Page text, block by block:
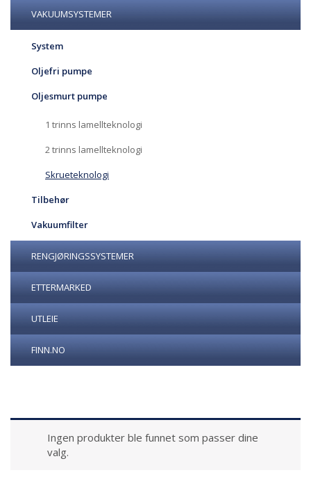
VAKUUMSYSTEMER
System
Oljefri pumpe
Oljesmurt pumpe
1 trinns lamellteknologi
2 trinns lamellteknologi
Skrueteknologi
Tilbehør
Vakuumfilter
RENGJØRINGSSYSTEMER
ETTERMARKED
UTLEIE
FINN.NO
Ingen produkter ble funnet som passer dine
valg.